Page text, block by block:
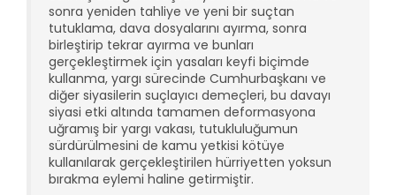
sonra yeniden tahliye ve yeni bir suçtan
tutuklama, dava dosyalarını ayırma, sonra
birleştirip tekrar ayırma ve bunları
gerçekleştirmek için yasaları keyfi biçimde
kullanma, yargı sürecinde Cumhurbaşkanı ve
diğer siyasilerin suçlayıcı demeçleri, bu davayı
siyasi etki altında tamamen deformasyona
uğramış bir yargı vakası, tutukluluğumun
sürdürülmesini de kamu yetkisi kötüye
kullanılarak gerçekleştirilen hürriyetten yoksun
bırakma eylemi haline getirmiştir.